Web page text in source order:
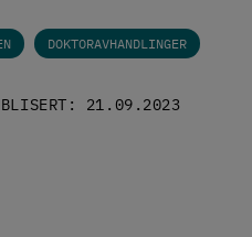
DOKTORAVHANDLINGER
21.09.2023